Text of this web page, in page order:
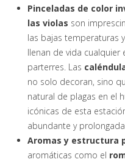
Pinceladas de color
las violas son
las bajas temperaturas
llenan de vida
parterres. Las
no solo decoran, sino
natural de plagas en el
icónicas de esta
abundante y
Aromas y estructura
aromáticas como el